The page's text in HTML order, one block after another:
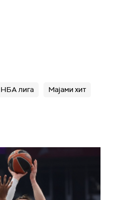
НБА лига Мајами хит